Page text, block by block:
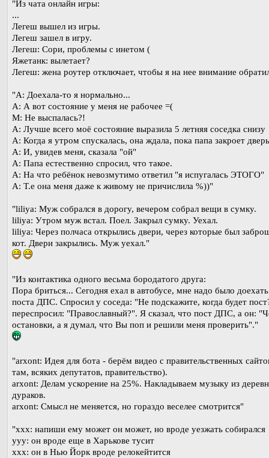
"Из чата онлайн игры:
...
Легеш вышел из игры.
Легеш зашел в игру.
Легеш: Сори, проблемы с инетом (
Яжетанк: вылетает?
Легеш: жена роутер отключает, чтобы я на нее внимание
"А: Доехала-то я нормально...
А: А вот состояние у меня не рабочее =(
М: Не выспалась?!
А: Лучше всего моё состояние выразила 5 летняя соседка снизу
А: Когда я утром спускалась, она ждала, пока папа закроет дверь
А: И, увидев меня, сказала "ой"
А: Папа естественно спросил, что такое.
А: На что ребёнок невозмутимо ответил "я испугалась ЭТОГО"
А: Т.е она меня даже к живому не причислила %))"
"liliya: Муж собрался в дорогу, вечером собрал вещи в сумку.
liliya: Утром муж встал. Поел. Закрыл сумку. Уехал.
liliya: Через полчаса открылись двери, через которые был
кот. Двери закрылись. Муж уехал."
"Из контактика одного весьма бородатого друга:
Пора бриться... Сегодня ехал в автобусе, мне надо было
поста ДПС. Спросил у соседа: "Не подскажите, когда будет
переспросил: "Православный?". Я сказал, что пост ДПС, а он:
остановки, а я думал, что Вы поп и решили меня проверить"."
"arxont: Идея для бота - берём видео с правительственных
там, всяких депутатов, правительство).
arxont: Делам ускорение на 25%. Накладываем музыку из
дураков.
arxont: Смысл не меняется, но гораздо веселее смотрится"
"xxx: напиши ему может он может, но вроде уезжать собирался
ууу: он вроде еще в Харькове тусит
ххх: он в Нью Йорк вроде релокейтится